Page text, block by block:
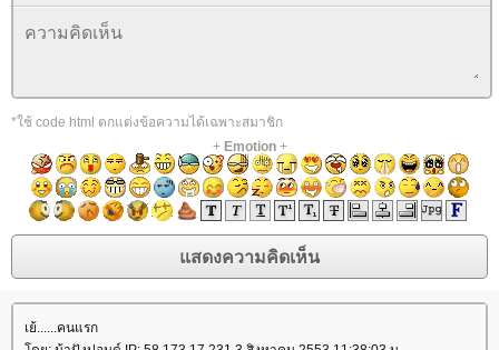
*ใช้ code html ตกแต่งข้อความได้เฉพาะสมาชิก
+ Emotion+
เย้......คนแรก